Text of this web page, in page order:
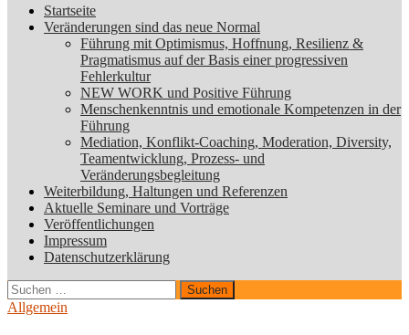
Zum
Inhalt
Startseite
Veränderungen sind das neue Normal
Führung mit Optimismus, Hoffnung, Resilienz &
Pragmatismus auf der Basis einer progressiven
Fehlerkultur
NEW WORK und Positive Führung
Menschenkenntnis und emotionale Kompetenzen in der
Führung
Mediation, Konflikt-Coaching, Moderation, Diversity,
Teamentwicklung, Prozess- und
Veränderungsbegleitung
Weiterbildung, Haltungen und Referenzen
Aktuelle Seminare und Vorträge
Veröffentlichungen
Impressum
Datenschutzerklärung
Suchen
nach:
Allgemein